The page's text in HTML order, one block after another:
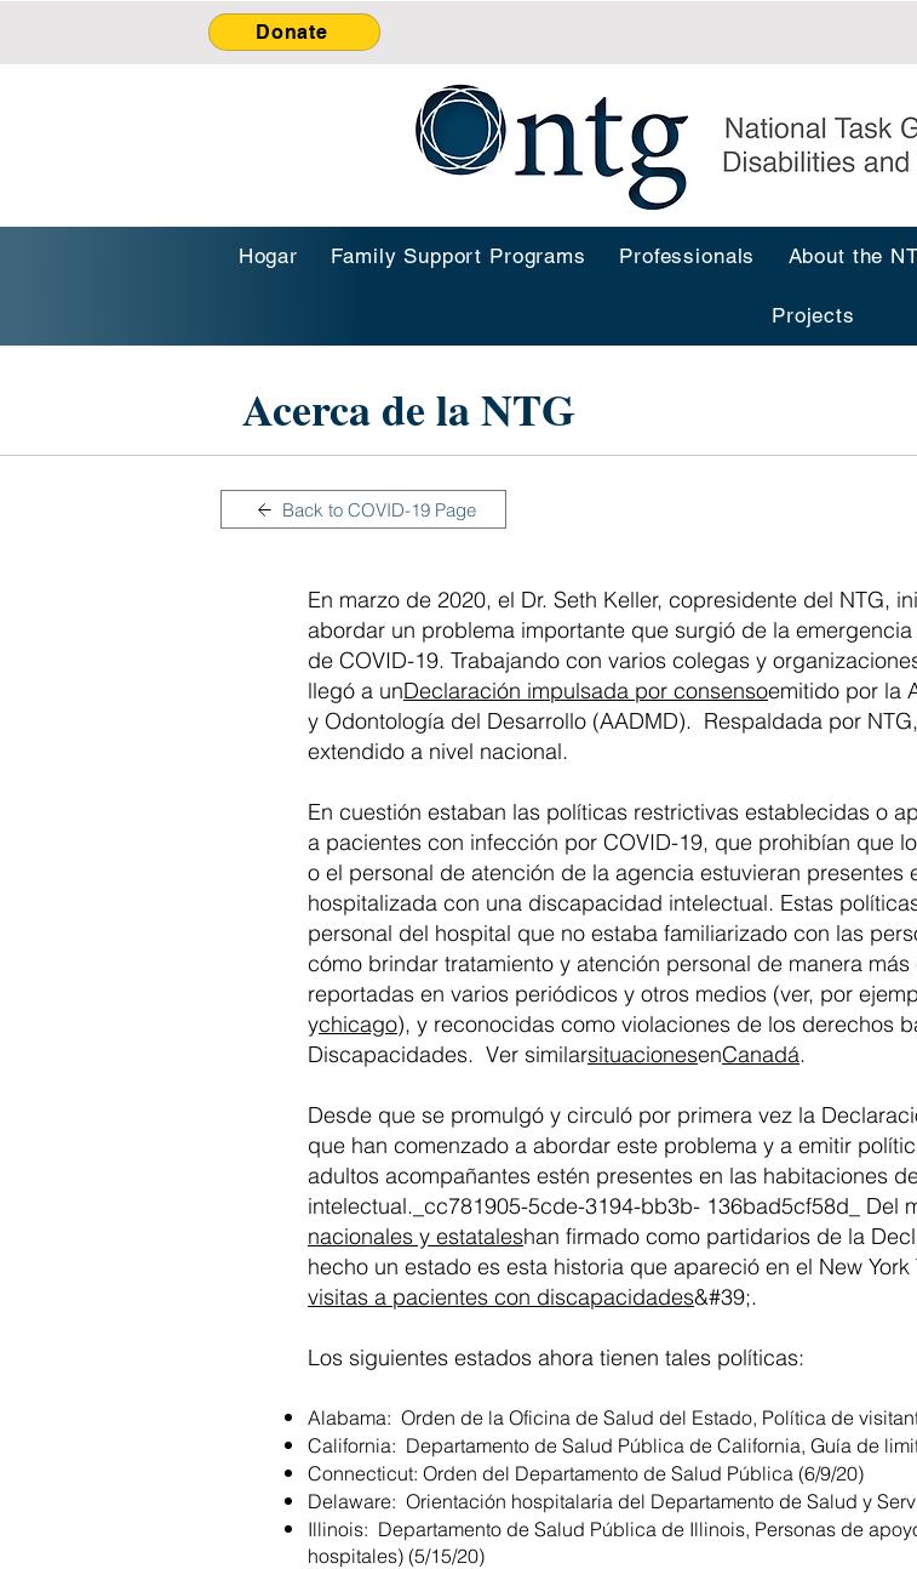
Donate
Hogar Family Support Programs Professionals About the
Projects
Acerca de la NTG
Back to COVID-19 Page
En marzo de 2020, el Dr. Seth Keller, copresidente del NTG,
abordar un problema importante que surgió de la
de COVID-19. Trabajando con varios colegas y
llegó a unDeclaración impulsada por consensoemitido por la
y Odontología del Desarrollo (AADMD). Respaldada por
extendido a nivel nacional.
En cuestión estaban las políticas restrictivas establecidas o
a pacientes con infección por COVID-19, que prohibían que
o el personal de atención de la agencia estuvieran
hospitalizada con una discapacidad intelectual. Estas
personal del hospital que no estaba familiarizado con las
cómo brindar tratamiento y atención personal de manera
reportadas en varios periódicos y otros medios (ver, por
ychicago), y reconocidas como violaciones de los derechos
Discapacidades. Ver similarsituacionesenCanadá.
Desde que se promulgó y circuló por primera vez la
que han comenzado a abordar este problema y a emitir
adultos acompañantes estén presentes en las habitaciones
intelectual._cc781905-5cde-3194-bb3b- 136bad5cf58d_ Del
nacionales y estataleshan firmado como partidarios de la
hecho un estado es esta historia que apareció en el New York
visitas a pacientes con discapacidades&#39;.
Los siguientes estados ahora tienen tales políticas:
Alabama: Orden de la Oficina de Salud del Estado, Política de
California: Departamento de Salud Pública de California, Guía de
Connecticut: Orden del Departamento de Salud Pública (6/9/20)
Delaware: Orientación hospitalaria del Departamento de Salud y
Illinois: Departamento de Salud Pública de Illinois, Personas de
hospitales) (5/15/20)